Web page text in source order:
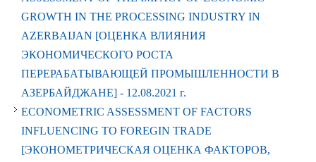
GROWTH IN THE PROCESSING INDUSTRY IN
AZERBAIJAN [ОЦЕНКА ВЛИЯНИЯ
ЭКОНОМИЧЕСКОГО РОСТА
ПЕРЕРАБАТЫВАЮЩЕЙ ПРОМЫШЛЕННОСТИ В
АЗЕРБАЙДЖАНЕ] - 12.08.2021 г.
ECONOMETRIC ASSESSMENT OF FACTORS
INFLUENCING TO FOREGIN TRADE
[ЭКОНОМЕТРИЧЕСКАЯ ОЦЕНКА ФАКТОРОВ,